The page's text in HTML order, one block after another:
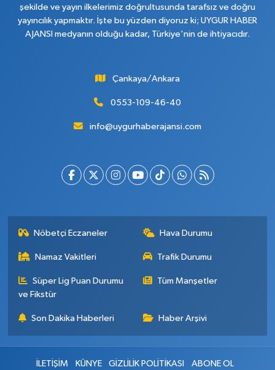
şekilde ve yayın ilkelerimiz doğrultusunda tarafsız ve doğru
yayıncılık yapmaktır. İşte bu yüzden diyoruz ki; UYGUR HABER
AJANSI medyanın olduğu kadar, Türkiye'nin de ihtiyacıdır.
Çankaya/Ankara
0553-109-46-40
info@uygurhaberajansi.com
Nöbetçi Eczaneler Hava Durumu
Namaz Vakitleri Trafik Durumu
Süper Lig Puan Durumu
ve Fikstür
Tüm Manşetler
Son Dakika Haberleri Haber Arşivi
İLETİŞİM KÜNYE GİZLİLİK POLİTİKASI ABONE OL